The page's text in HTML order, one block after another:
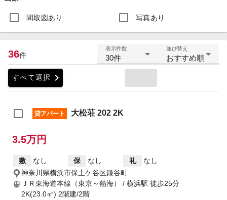
間取図あり 写真あり
36件
表示件数
30件
並び替え
おすすめ順
すべて選択 chevron_right
貸アパート 大松荘 202 2K
3.5万円
敷 なし 保 なし 礼
なし
神奈川県横浜市保土ケ谷区鎌谷町
ＪＲ東海道本線（東京～熱海） / 横浜駅 徒歩25分
2K(23.0㎡) 2階建/2階